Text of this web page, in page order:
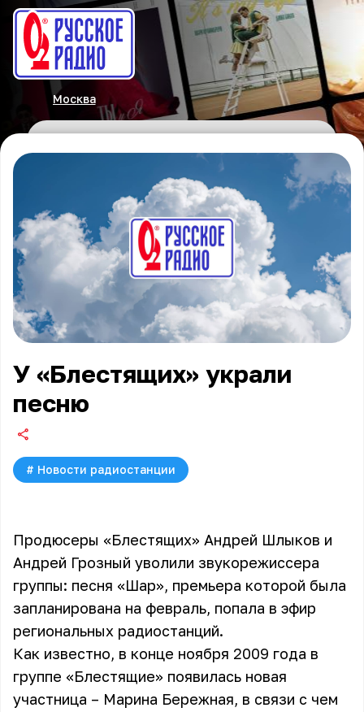
Москва
У «Блестящих» украли
песню
# Новости радиостанции
Продюсеры «Блестящих» Андрей Шлыков и
Андрей Грозный уволили звукорежиссера
группы: песня «Шар», премьера которой была
запланирована на февраль, попала в эфир
региональных радиостанций.
Как известно, в конце ноября 2009 года в
группе «Блестящие» появилась новая
участница – Марина Бережная, в связи с чем